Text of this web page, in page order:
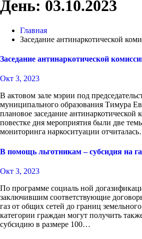
День: 03.10.2023
Главная
Заседание антинаркотической
Заседание антинаркотической
Окт 3, 2023
В актовом зале мэрии под
муниципального образования Тимура
плановое заседание антинаркотической
повестке дня мероприятия были две
мониторинга наркоситуации
В помощь льготникам – субсидия на
Окт 3, 2023
По программе социаль ной
заключившим соответствующие
газ от общих сетей до границ
категории граждан могут получить
субсидию в размере 100…